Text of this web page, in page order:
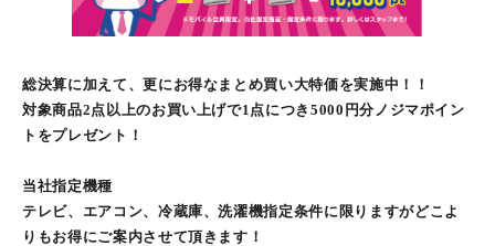
総決算に加えて、更にお得なまとめ買い大特価を実施中！！
対象商品2点以上のお買い上げで1点につき5000円分ノジマポイン
トをプレゼント！
当社指定機種
テレビ、エアコン、冷蔵庫、洗濯機指定条件に限りますがどこよ
りもお得にご案内させて頂きます！